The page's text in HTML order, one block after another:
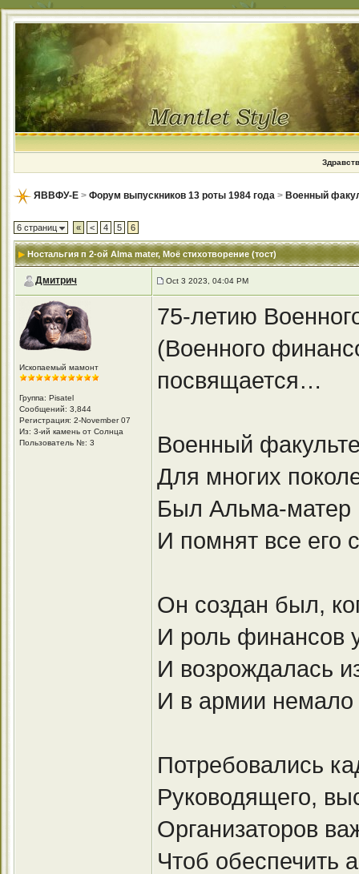
ЯВВФУ-Е > Форум выпускников 13 роты 1984 года > Военный
6 страниц « < 4 5 6
Ностальгия п 2-ой Alma mater, Моё стихотворение (тост)
Дмитрич Oct 3 2023, 04:04 PM
Ископаемый мамонт
Группа: Pisatel
Сообщений: 3,844
Регистрация: 2-November 07
Из: 3-ий камень от Солнца
Пользователь №: 3
75-летию
(Военного
посвящается…
Военный
Для многих
Был Альма-матер
И помнят все его
Он создан был,
И роль финансов
И возрождалась
И в армии
Потребовались
Руководящего,
Организаторов
Чтоб обеспечить